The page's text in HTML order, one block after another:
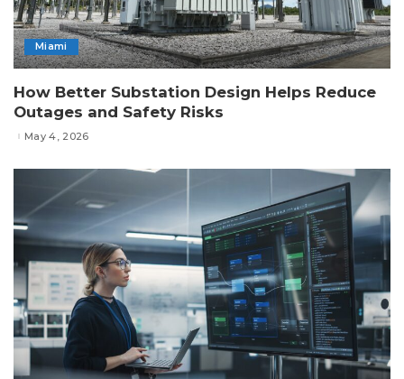
Miami
How Better Substation Design Helps Reduce
Outages and Safety Risks
May 4, 2026